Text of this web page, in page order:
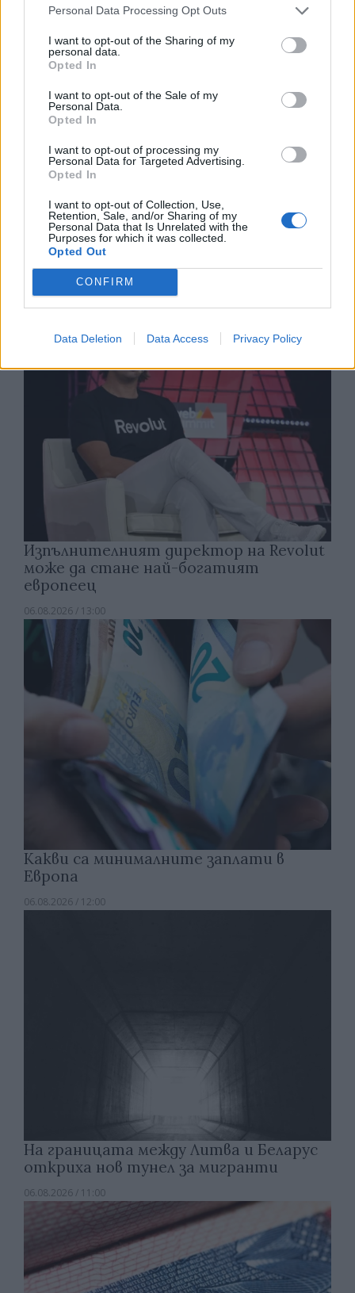
Personal Data Processing Opt Outs
I want to opt-out of the Sharing of my
personal data.
Opted In
I want to opt-out of the Sale of my
Personal Data.
Opted In
I want to opt-out of processing my
Personal Data for Targeted Advertising.
Opted In
I want to opt-out of Collection, Use,
Retention, Sale, and/or Sharing of my
Personal Data that Is Unrelated with the
Purposes for which it was collected.
Opted Out
CONFIRM
Data Deletion Data Access Privacy Policy
Спадането на Дунав принуди Румъния
да възобнови работата на въглищна
електроцентрала
Изпълнителният директор на Revolut
може да стане най-богатият
европеец
06.08.2026 / 13:00
Какви са минималните заплати в
Европа
06.08.2026 / 12:00
На границата между Литва и Беларус
откриха нов тунел за мигранти
06.08.2026 / 11:00